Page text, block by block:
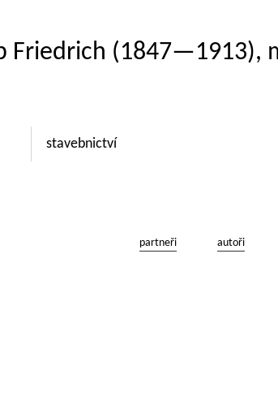
Friedrich (1847—1913),
stavebnictví
partneři autoři